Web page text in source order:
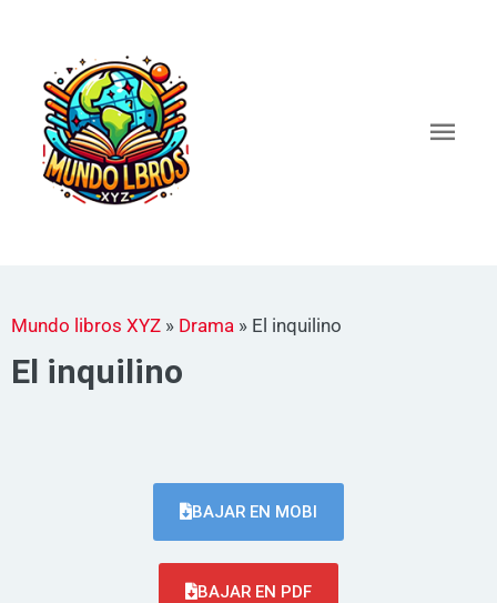
contenido
Mundo libros XYZ » Drama » El inquilino
El inquilino
BAJAR EN MOBI
BAJAR EN PDF